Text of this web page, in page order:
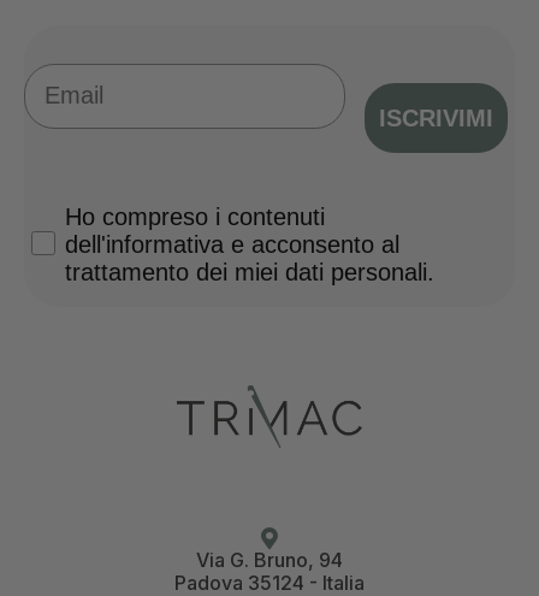
Email
ISCRIVIMI
Privacy Policy
Ho compreso i contenuti
dell'informativa e acconsento al
trattamento dei miei dati personali.
Via G. Bruno, 94
Padova 35124 - Italia